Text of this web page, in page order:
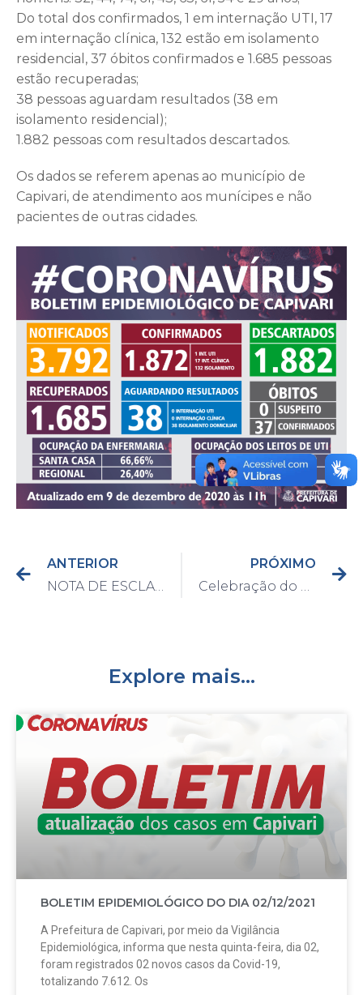
Do total dos confirmados, 1 em internação UTI, 17
em internação clínica, 132 estão em isolamento
residencial, 37 óbitos confirmados e 1.685 pessoas
estão recuperadas;
38 pessoas aguardam resultados (38 em
isolamento residencial);
1.882 pessoas com resultados descartados.
Os dados se referem apenas ao município de
Capivari, de atendimento aos munícipes e não
pacientes de outras cidades.
ANTERIOR
NOTA DE ESCLARECIMENTO DA DEFESA CIVIL DE CAPIVARI
PRÓXIMO
Celebração do Natal Luz de Capivari acontecerá na Praça Central
Explore mais...
BOLETIM EPIDEMIOLÓGICO DO DIA 02/12/2021
A Prefeitura de Capivari, por meio da Vigilância
Epidemiológica, informa que nesta quinta-feira, dia 02,
foram registrados 02 novos casos da Covid-19,
totalizando 7.612. Os